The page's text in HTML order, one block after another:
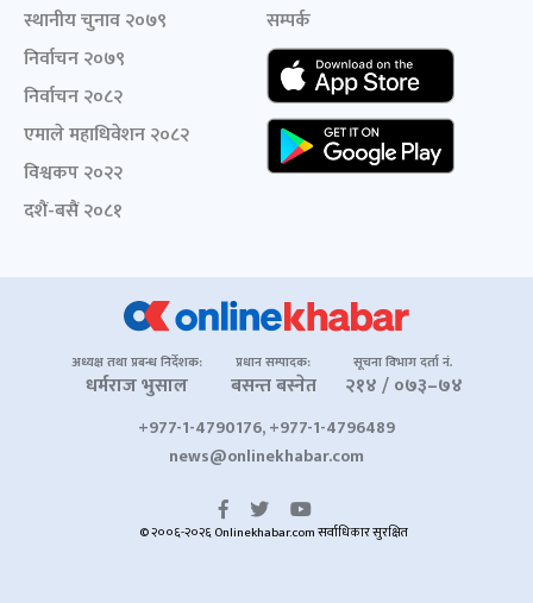
स्थानीय चुनाव २०७९
निर्वाचन २०७९
निर्वाचन २०८२
एमाले महाधिवेशन २०८२
विश्वकप २०२२
दशैं-बसैं २०८१
सम्पर्क
अध्यक्ष तथा प्रबन्ध निर्देशक:
धर्मराज भुसाल
प्रधान सम्पादक:
बसन्त बस्नेत
सूचना विभाग दर्ता नं.
२१४ / ०७३–७४
+977-1-4790176, +977-1-4796489
news@onlinekhabar.com
© २००६-२०२६ Onlinekhabar.com सर्वाधिकार सुरक्षित